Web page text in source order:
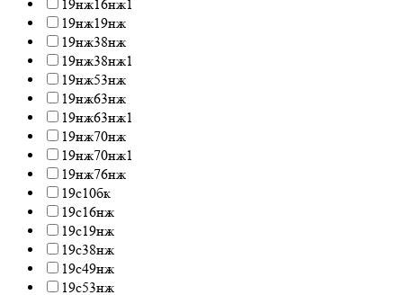
19нж16нж1
19нж19нж
19нж38нж
19нж38нж1
19нж53нж
19нж63нж
19нж63нж1
19нж70нж
19нж70нж1
19нж76нж
19с10бк
19с16нж
19с19нж
19с38нж
19с49нж
19с53нж